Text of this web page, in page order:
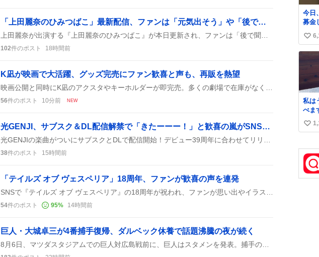
「上田麗奈のひみつばこ」最新配信、ファンは「元気出そう」や「後で聞く」声が広がる
102件のポスト 18時間前
K凪が映画で大活躍、グッズ完売にファン歓喜と声も、再販を熱望
56件のポスト 10分前 NEW
光GENJI、サブスク＆DL配信解禁で「きたーーー！」と歓喜の嵐がSNSに広がる
38件のポスト 15時間前
「テイルズ オブ ヴェスペリア」18周年、ファンが歓喜の声を連発
54件のポスト 95% 14時間前
巨人・大城卓三が4番捕手復帰、ダルベック休養で話題沸騰の夜が続く
今日
募金
郵便
いで
か買
た
で
に
ん
欲し
緒に
自分
なぁ
い
い
私は
べま
類に
にも
持ち
電
タイ
い
ね
数